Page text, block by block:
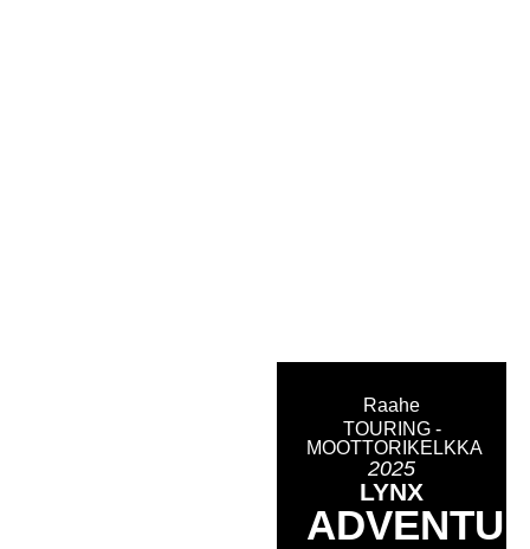
Raahe
TOURING -
MOOTTORIKELKKA
2025
LYNX